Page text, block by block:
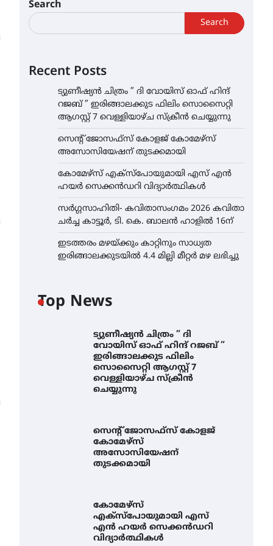
Search
Search
Recent Posts
ട്യുണീഷ്യൻ ചിത്രം ” ദി വോയിസ് ഓഫ് ഹിന്ദ്
റജബ് ” ഇരിങ്ങാലക്കുട ഫിലിം സൊസൈറ്റി
ആഗസ്റ്റ് 7 വെള്ളിയാഴ്ച സ്‌ക്രീൻ ചെയ്യുന്നു
സെന്റ് ജോസഫ്സ് കോളജ് കോമേഴ്‌സ്
അസോസിയേഷന് തുടക്കമായി
കോമേഴ്സ് എക്സ്പോയുമായി എസ് എൻ
ഹയർ സെക്കൻഡറി വിദ്യാർത്ഥികൾ
സർഗ്ഗസാഹിതി- കവിതാസംഗമം 2026 കവിതാ
ചർച്ച കാട്ടൂർ, ടി. കെ. ബാലൻ ഹാളിൽ 16ന്
ഇടത്തരം മഴയ്ക്കും കാറ്റിനും സാധ്യത
ഇരിങ്ങാലക്കുടയിൽ 4.4 മില്ലി മീറ്റർ മഴ ലഭിച്ചു
Top News
ട്യുണീഷ്യൻ ചിത്രം ” ദി
വോയിസ് ഓഫ് ഹിന്ദ് റജബ് ”
ഇരിങ്ങാലക്കുട ഫിലിം
സൊസൈറ്റി ആഗസ്റ്റ് 7
വെള്ളിയാഴ്ച സ്‌ക്രീൻ
ചെയ്യുന്നു
സെന്റ് ജോസഫ്സ് കോളജ്
കോമേഴ്‌സ്
അസോസിയേഷന്
തുടക്കമായി
കോമേഴ്സ്
എക്സ്പോയുമായി എസ്
എൻ ഹയർ സെക്കൻഡറി
വിദ്യാർത്ഥികൾ